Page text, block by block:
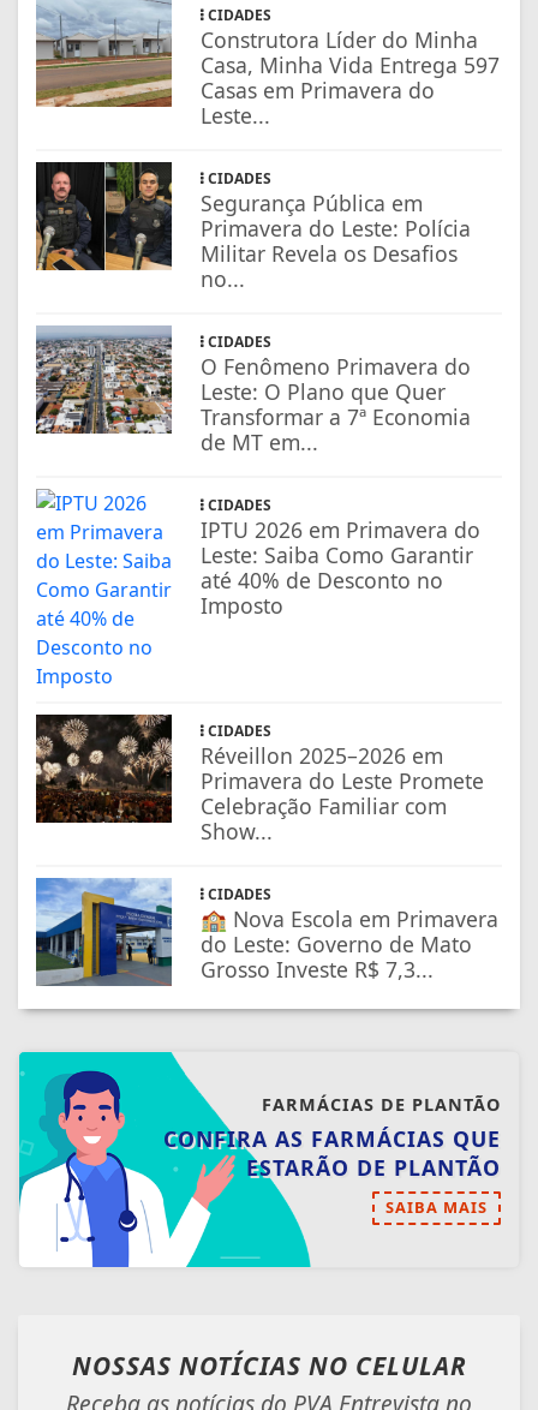
CIDADES
Construtora Líder do Minha
Casa, Minha Vida Entrega 597
Casas em Primavera do
Leste...
CIDADES
Segurança Pública em
Primavera do Leste: Polícia
Militar Revela os Desafios
no...
CIDADES
O Fenômeno Primavera do
Leste: O Plano que Quer
Transformar a 7ª Economia
de MT em...
CIDADES
IPTU 2026 em Primavera do
Leste: Saiba Como Garantir
até 40% de Desconto no
Imposto
CIDADES
Réveillon 2025–2026 em
Primavera do Leste Promete
Celebração Familiar com
Show...
CIDADES
🏫 Nova Escola em Primavera
do Leste: Governo de Mato
Grosso Investe R$ 7,3...
FARMÁCIAS DE PLANTÃO
CONFIRA AS FARMÁCIAS QUE
ESTARÃO DE PLANTÃO
SAIBA MAIS
NOSSAS NOTÍCIAS NO CELULAR
Receba as notícias do PVA Entrevista no